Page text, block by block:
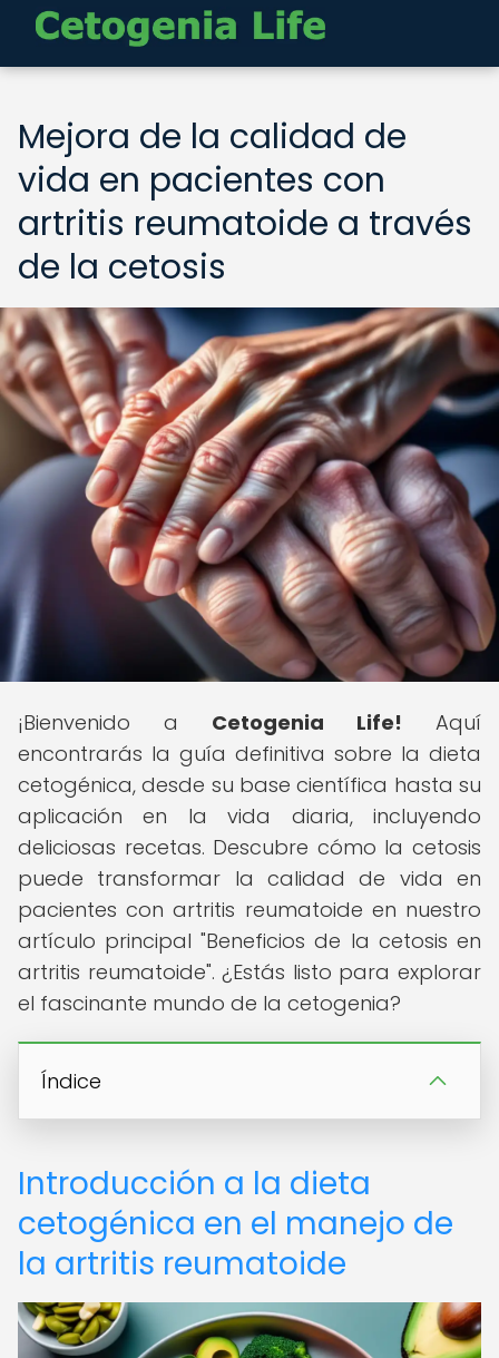
Mejora de la calidad de
vida en pacientes con
artritis reumatoide a través
de la cetosis
¡Bienvenido a Cetogenia Life! Aquí
encontrarás la guía definitiva sobre la dieta
cetogénica, desde su base científica hasta su
aplicación en la vida diaria, incluyendo
deliciosas recetas. Descubre cómo la cetosis
puede transformar la calidad de vida en
pacientes con artritis reumatoide en nuestro
artículo principal "Beneficios de la cetosis en
artritis reumatoide". ¿Estás listo para explorar
el fascinante mundo de la cetogenia?
Índice
Introducción a la dieta
cetogénica en el manejo de
la artritis reumatoide